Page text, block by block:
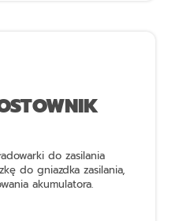
do zasilania
do gniazdka zasilania,
akumulatora.